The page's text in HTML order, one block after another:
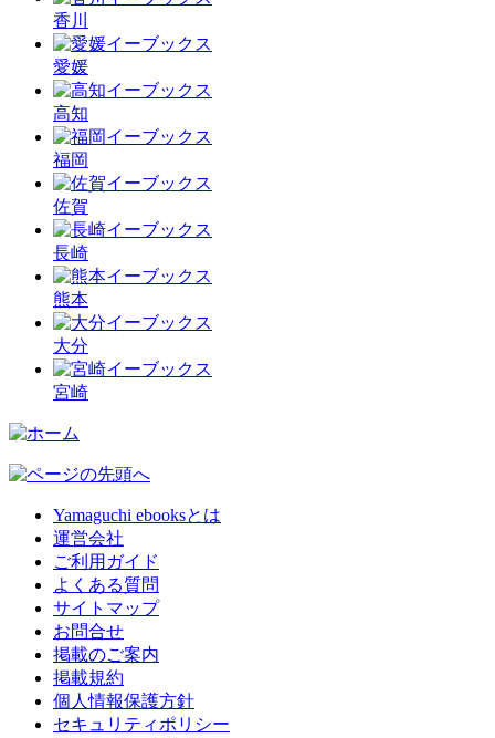
香川
愛媛
高知
福岡
佐賀
長崎
熊本
大分
宮崎
Yamaguchi ebooksとは
運営会社
ご利用ガイド
よくある質問
サイトマップ
お問合せ
掲載のご案内
掲載規約
個人情報保護方針
セキュリティポリシー